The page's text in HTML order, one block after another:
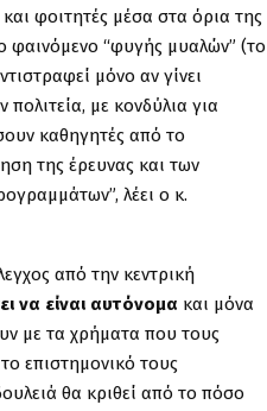
φοιτητές μέσα στα όρια της
φαινόμενο “φυγής μυαλών” (το
μόνο αν γίνει
με κονδύλια για
καθηγητές από το
της έρευνας και των
λέει ο κ.
από την κεντρική
να είναι αυτόνομα και μόνα
με τα χρήματα που τους
επιστημονικό τους
θα κριθεί από το πόσο